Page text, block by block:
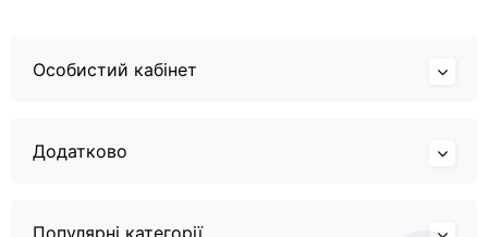
Особистий кабінет
Додатково
Популярні категорії